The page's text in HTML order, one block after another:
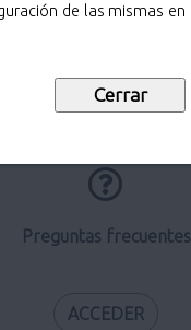
de las mismas en
Preguntas frecuentes
ACCEDER